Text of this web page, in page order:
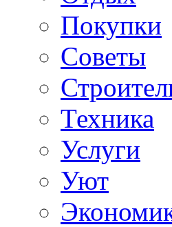
Покупки
Советы
Техника
Услуги
Уют